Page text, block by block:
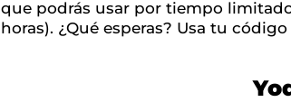
que podrás usar por tiempo
horas). ¿Qué esperas? Usa tu